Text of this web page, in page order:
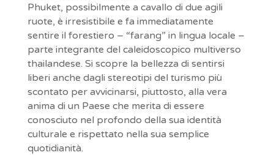
Phuket, possibilmente a cavallo di due agili
ruote, è irresistibile e fa immediatamente
sentire il forestiero – “farang” in lingua locale –
parte integrante del caleidoscopico multiverso
thailandese. Si scopre la bellezza di sentirsi
liberi anche dagli stereotipi del turismo più
scontato per avvicinarsi, piuttosto, alla vera
anima di un Paese che merita di essere
conosciuto nel profondo della sua identità
culturale e rispettato nella sua semplice
quotidianità.